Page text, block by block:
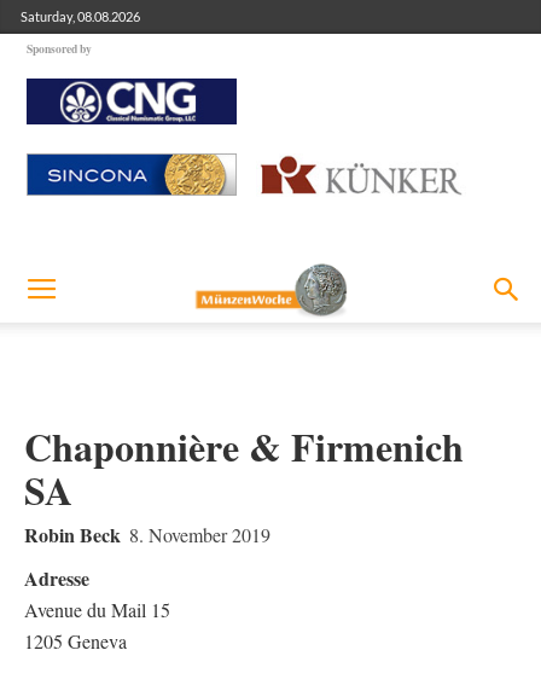
Saturday, 08.08.2026
Sponsored by
Chaponnière & Firmenich
SA
Robin Beck 8. November 2019
Adresse
Avenue du Mail 15
1205 Geneva